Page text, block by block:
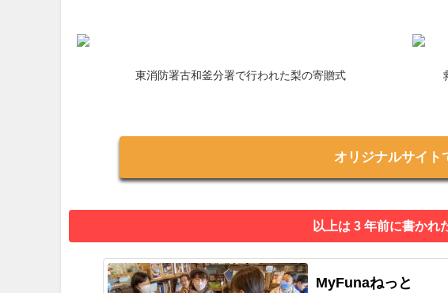
東消防署古和釜分署で行われた梨の寄贈式
オリジナルサイト
以上は 3 年前に書かれ
MyFunaねっと